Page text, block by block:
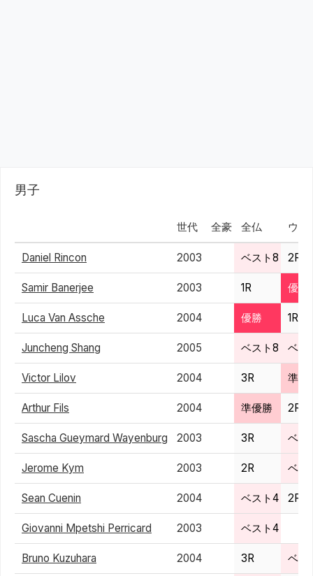
男子
世代 全豪 全仏 ウイ
Daniel Rincon 2003 ベスト8 2R
Samir Banerjee 2003 1R 優勝
Luca Van Assche 2004 優勝 1R
Juncheng Shang 2005 ベスト8 ベス
Victor Lilov 2004 3R 準優
Arthur Fils 2004 準優勝 2R
Sascha Gueymard Wayenburg 2003 3R ベス
Jerome Kym 2003 2R ベス
Sean Cuenin 2004 ベスト4 2R
Giovanni Mpetshi Perricard 2003 ベスト4
Bruno Kuzuhara 2004 3R ベス